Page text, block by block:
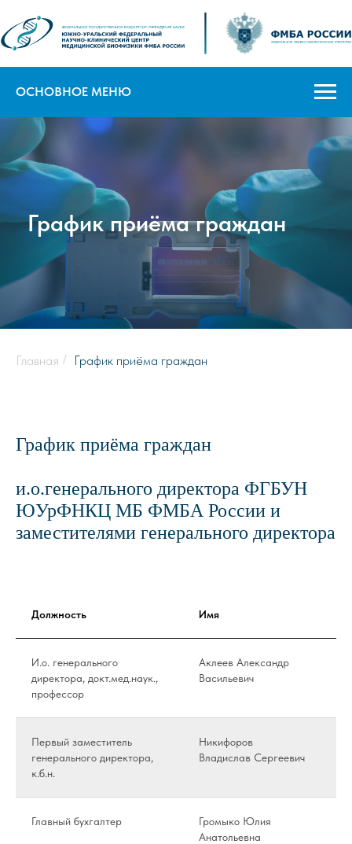
ОСНОВНОЕ МЕНЮ
График приёма граждан
Главная / График приёма граждан
График приёма граждан
и.о.генерального директора ФГБУН
ЮУрФНКЦ МБ ФМБА России и
заместителями генерального директора
Должность Имя
И.о. генерального
директора, докт.мед.наук.,
профессор
Аклеев Александр
Васильевич
Первый заместитель
генерального директора,
к.б.н.
Никифоров
Владислав Сергеевич
Главный бухгалтер
Громыко Юлия
Анатольевна